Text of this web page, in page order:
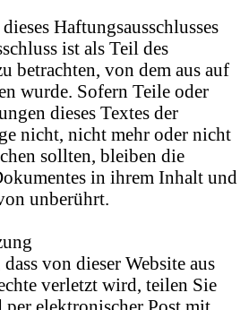
Haftungsausschlusses
ist als Teil des
betrachten, von dem aus auf
wurde. Sofern Teile oder
dieses Textes der
nicht, nicht mehr oder nicht
sollten, bleiben die
in ihrem Inhalt und
unberührt.
von dieser Website aus
verletzt wird, teilen Sie
per elektronischer Post mit,